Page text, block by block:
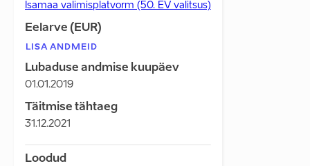
Isamaa valimisplatvorm (50. EV valitsus)
Eelarve (EUR)
LISA ANDMEID
Lubaduse andmise kuupäev
01.01.2019
Täitmise tähtaeg
31.12.2021
Loodud